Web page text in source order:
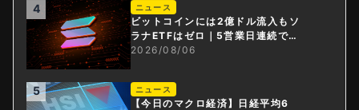
4 ニュース
ビットコインには2億ドル流入もソ
ラナETFはゼロ｜5営業日連続で停
止
2026/08/06
5 ニュース
【今日のマクロ経済】日経平均6